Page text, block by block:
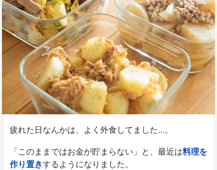
疲れた日なんかは、よく外食してました…。
「このままではお金が貯まらない」と、最近は料理を
作り置きするようになりました。